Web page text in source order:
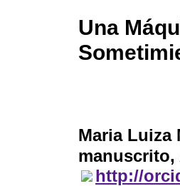
Una
Maria Luiza
manuscrito,
http://